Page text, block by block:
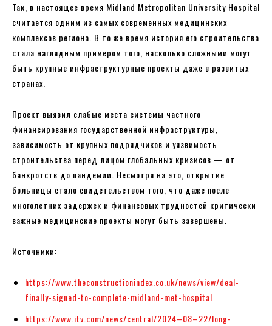
Так, в настоящее время Midland Metropolitan University Hospital
считается одним из самых современных медицинских
комплексов региона. В то же время история его строительства
стала наглядным примером того, насколько сложными могут
быть крупные инфраструктурные проекты даже в развитых
странах.
Проект выявил слабые места системы частного
финансирования государственной инфраструктуры,
зависимость от крупных подрядчиков и уязвимость
строительства перед лицом глобальных кризисов — от
банкротств до пандемии. Несмотря на это, открытие
больницы стало свидетельством того, что даже после
многолетних задержек и финансовых трудностей критически
важные медицинские проекты могут быть завершены.
Источники:
https://www.theconstructionindex.co.uk/news/view/deal-
finally-signed-to-complete-midland-met-hospital
https://www.itv.com/news/central/2024–08–22/long-